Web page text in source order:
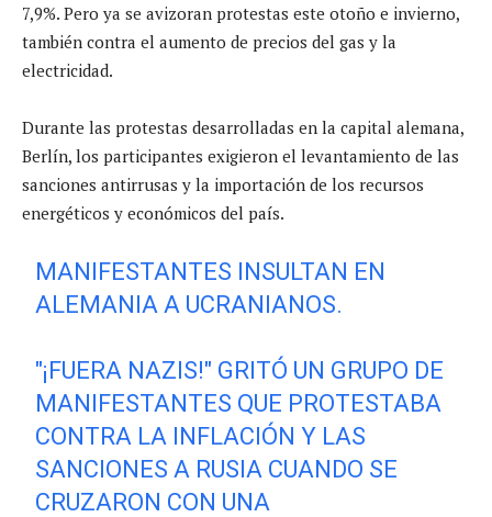
7,9%. Pero ya se avizoran protestas este otoño e invierno,
también contra el aumento de precios del gas y la
electricidad.
Durante las protestas desarrolladas en la capital alemana,
Berlín, los participantes exigieron el levantamiento de las
sanciones antirrusas y la importación de los recursos
energéticos y económicos del país.
MANIFESTANTES INSULTAN EN
ALEMANIA A UCRANIANOS.
"¡FUERA NAZIS!" GRITÓ UN GRUPO DE
MANIFESTANTES QUE PROTESTABA
CONTRA LA INFLACIÓN Y LAS
SANCIONES A RUSIA CUANDO SE
CRUZARON CON UNA